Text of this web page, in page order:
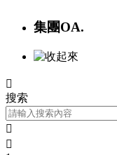
集團OA.

搜索

